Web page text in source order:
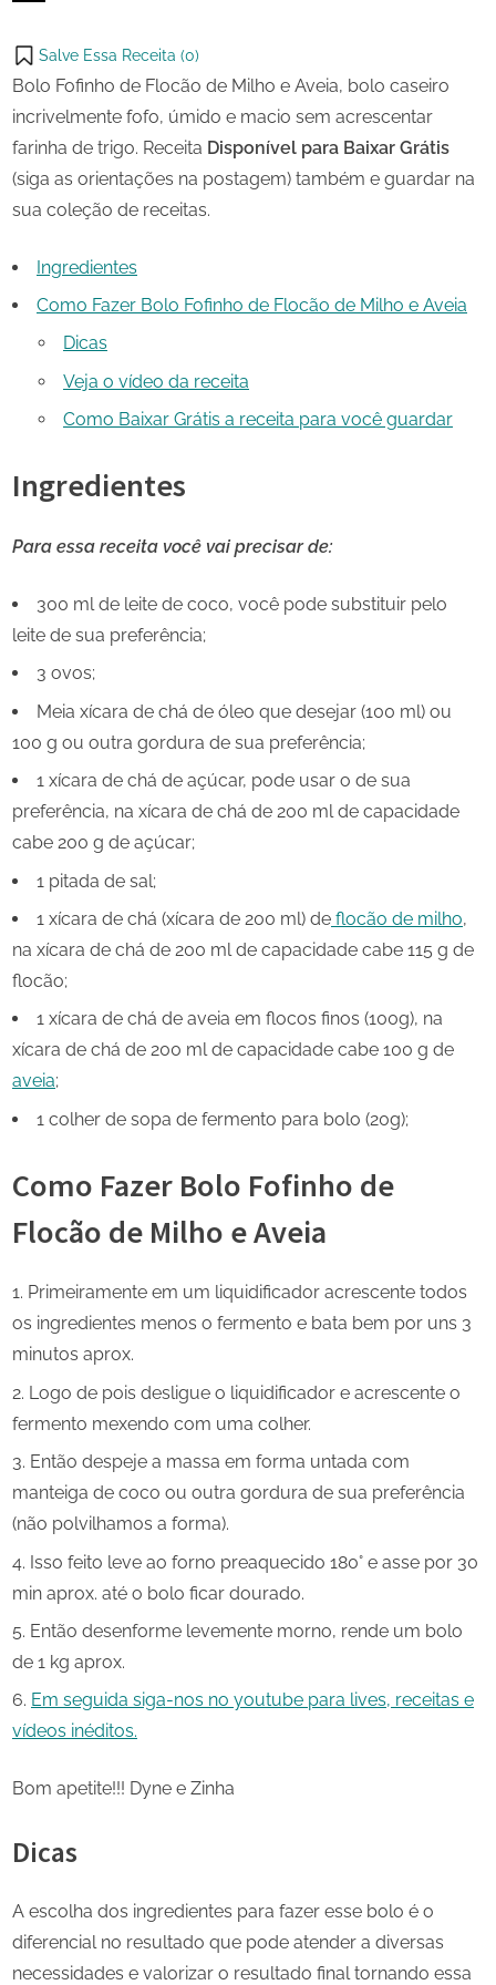
on
on
X
Salve Essa Receita (0)
Bolo Fofinho de Flocão de Milho e Aveia, bolo caseiro
incrivelmente fofo, úmido e macio sem acrescentar
farinha de trigo. Receita Disponível para Baixar Grátis
(siga as orientações na postagem) também e guardar na
sua coleção de receitas.
Ingredientes
Como Fazer Bolo Fofinho de Flocão de Milho e Aveia
Dicas
Veja o vídeo da receita
Como Baixar Grátis a receita para você guardar
Ingredientes
Para essa receita você vai precisar de:
300 ml de leite de coco, você pode substituir pelo
leite de sua preferência;
3 ovos;
Meia xícara de chá de óleo que desejar (100 ml) ou
100 g ou outra gordura de sua preferência;
1 xícara de chá de açúcar, pode usar o de sua
preferência, na xícara de chá de 200 ml de capacidade
cabe 200 g de açúcar;
1 pitada de sal;
1 xícara de chá (xícara de 200 ml) de flocão de milho,
na xícara de chá de 200 ml de capacidade cabe 115 g de
flocão;
1 xícara de chá de aveia em flocos finos (100g), na
xícara de chá de 200 ml de capacidade cabe 100 g de
aveia;
1 colher de sopa de fermento para bolo (20g);
Como Fazer Bolo Fofinho de
Flocão de Milho e Aveia
Primeiramente em um liquidificador acrescente todos
os ingredientes menos o fermento e bata bem por uns 3
minutos aprox.
Logo de pois desligue o liquidificador e acrescente o
fermento mexendo com uma colher.
Então despeje a massa em forma untada com
manteiga de coco ou outra gordura de sua preferência
(não polvilhamos a forma).
Isso feito leve ao forno preaquecido 180° e asse por 30
min aprox. até o bolo ficar dourado.
Então desenforme levemente morno, rende um bolo
de 1 kg aprox.
Em seguida siga-nos no youtube para lives, receitas e
vídeos inéditos.
Bom apetite!!! Dyne e Zinha
Dicas
A escolha dos ingredientes para fazer esse bolo é o
diferencial no resultado que pode atender a diversas
necessidades e valorizar o resultado final tornando essa